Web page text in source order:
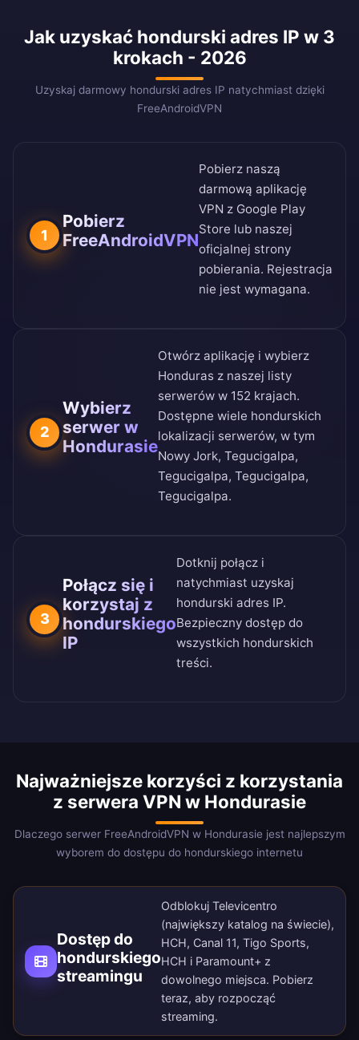
Jak uzyskać hondurski adres IP w 3
krokach - 2026
Uzyskaj darmowy hondurski adres IP natychmiast dzięki
FreeAndroidVPN
1
Pobierz
FreeAndroidVPN
Pobierz naszą
darmową aplikację
VPN z Google Play
Store lub naszej
oficjalnej strony
pobierania. Rejestracja
nie jest wymagana.
2
Wybierz
serwer w
Hondurasie
Otwórz aplikację i wybierz
Honduras z naszej listy
serwerów w 152 krajach.
Dostępne wiele hondurskich
lokalizacji serwerów, w tym
Nowy Jork, Tegucigalpa,
Tegucigalpa, Tegucigalpa,
Tegucigalpa.
3
Połącz się i
korzystaj z
hondurskiego
IP
Dotknij połącz i
natychmiast uzyskaj
hondurski adres IP.
Bezpieczny dostęp do
wszystkich hondurskich
treści.
Najważniejsze korzyści z korzystania
z serwera VPN w Hondurasie
Dlaczego serwer FreeAndroidVPN w Hondurasie jest najlepszym
wyborem do dostępu do hondurskiego internetu
Dostęp do
hondurskiego
streamingu
Odblokuj Televicentro
(największy katalog na świecie),
HCH, Canal 11, Tigo Sports,
HCH i Paramount+ z
dowolnego miejsca. Pobierz
teraz, aby rozpocząć
streaming.